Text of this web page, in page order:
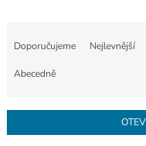
r
Doporučujeme Nejlevnější
Abecedně